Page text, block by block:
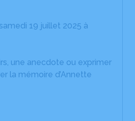
19 juillet 2025 à
une anecdote ou exprimer
la mémoire d’Annette